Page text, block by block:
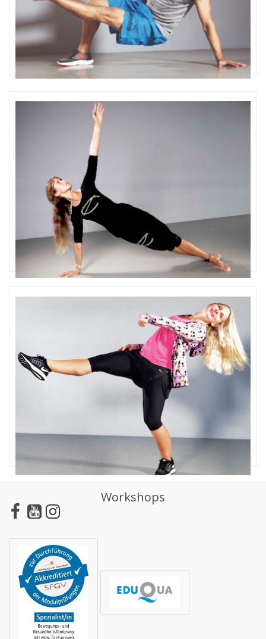
Group Fitness Konzepte
Antara®
Workshops